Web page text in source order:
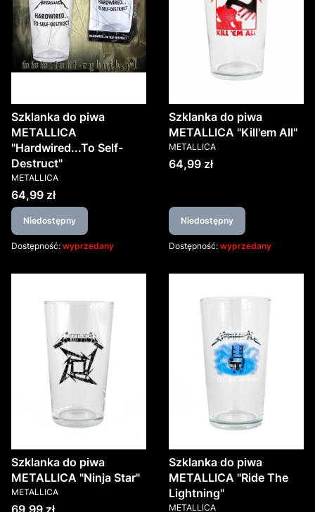
Szklanka do piwa
METALLICA
"Hardwired...To Self-
Destruct"
PRODUCENT
METALLICA
Cena
64,99 zł
Niedostępny
Dostępność: wyprzedany
Szklanka do piwa
METALLICA "Kill'em All"
PRODUCENT
METALLICA
Cena
64,99 zł
Niedostępny
Dostępność: wyprzedany
Szklanka do piwa
METALLICA "Ninja Star"
PRODUCENT
METALLICA
Cena
69,99 zł
Szklanka do piwa
METALLICA "Ride The
Lightning"
PRODUCENT
METALLICA